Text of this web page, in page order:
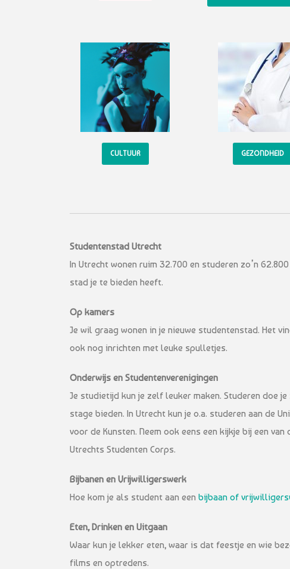
CULTUUR GEZONDHEID
Studentenstad Utrecht
In Utrecht wonen ruim 32.700 en studeren zo’n
stad je te bieden heeft.
Op kamers
Je wil graag wonen in je nieuwe studentenstad. Het
ook nog inrichten met leuke spulletjes.
Onderwijs en Studentenverenigingen
Je studietijd kun je zelf leuker maken. Studeren doe
stage bieden. In Utrecht kun je o.a. studeren aan de
voor de Kunsten. Neem ook eens een kijkje bij een
Utrechts Studenten Corps.
Bijbanen en Vrijwilligerswerk
Hoe kom je als student aan een bijbaan of
Eten, Drinken en Uitgaan
Waar kun je lekker eten, waar is dat feestje en wie
films en optredens.